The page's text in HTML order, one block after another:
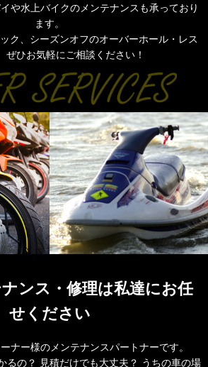
や水上バイクのメンテナンスも承っており
ます。
ク、シーズンオフのオーバーホール・レス
ぜひお気軽にご相談ください！
ンス・ 修理は私達にお任
せください
ナー様のメンテナンスパートナーです。
るの？ 見積だけでも大丈夫？ うちの車の場